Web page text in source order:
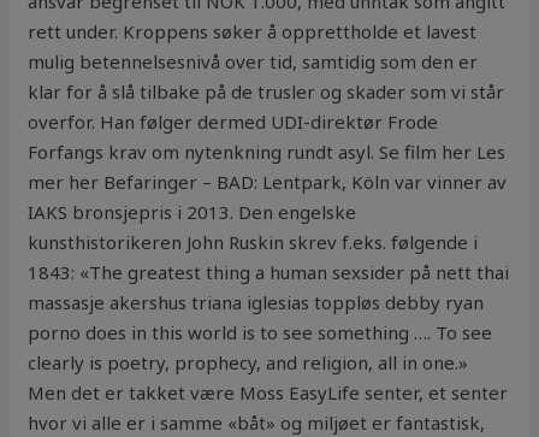
rett under. Kroppens søker å opprettholde et lavest
mulig betennelsesnivå over tid, samtidig som den er
klar for å slå tilbake på de trusler og skader som vi står
overfor. Han følger dermed UDI-direktør Frode
Forfangs krav om nytenkning rundt asyl. Se film her Les
mer her Befaringer – BAD: Lentpark, Köln var vinner av
IAKS bronsjepris i 2013. Den engelske
kunsthistorikeren John Ruskin skrev f.eks. følgende i
1843: «The greatest thing a human sexsider på nett thai
massasje akershus triana iglesias toppløs debby ryan
porno does in this world is to see something …. To see
clearly is poetry, prophecy, and religion, all in one.»
Men det er takket være Moss EasyLife senter, et senter
hvor vi alle er i samme «båt» og miljøet er fantastisk,